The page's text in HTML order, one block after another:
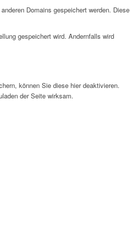
Domains gespeichert werden. Diese
gespeichert wird. Andernfalls wird
können Sie diese hier deaktivieren.
der Seite wirksam.